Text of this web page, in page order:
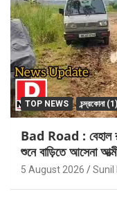
TOP NEWS চন্দ্রকোনা (1)
Bad Road : বেহাল
শুনে বাড়িতে আসেনা
5 August 2026 Sunil